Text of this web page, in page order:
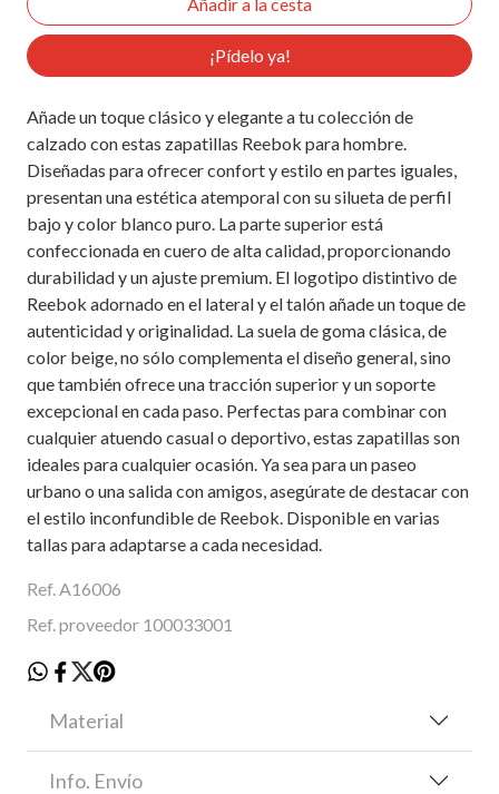
¡Pídelo ya!
Añade un toque clásico y elegante a tu colección de
calzado con estas zapatillas Reebok para hombre.
Diseñadas para ofrecer confort y estilo en partes iguales,
presentan una estética atemporal con su silueta de perfil
bajo y color blanco puro. La parte superior está
confeccionada en cuero de alta calidad, proporcionando
durabilidad y un ajuste premium. El logotipo distintivo de
Reebok adornado en el lateral y el talón añade un toque de
autenticidad y originalidad. La suela de goma clásica, de
color beige, no sólo complementa el diseño general, sino
que también ofrece una tracción superior y un soporte
excepcional en cada paso. Perfectas para combinar con
cualquier atuendo casual o deportivo, estas zapatillas son
ideales para cualquier ocasión. Ya sea para un paseo
urbano o una salida con amigos, asegúrate de destacar con
el estilo inconfundible de Reebok. Disponible en varias
tallas para adaptarse a cada necesidad.
Ref. A16006
Ref. proveedor 100033001
Material
Info. Envío